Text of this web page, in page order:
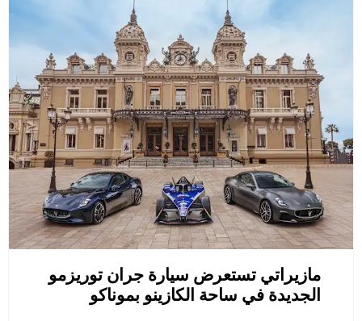
مازيراتي تستعرض سيارة جران توريزمو
الجديدة في ساحة الكازينو بموناكو